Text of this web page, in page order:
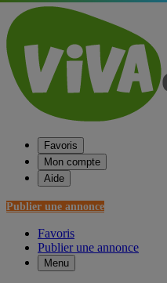
Favoris
Mon compte
Aide
Publier une annonce
Favoris
Publier une annonce
Menu